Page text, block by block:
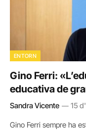
ENTORN
Gino Ferri:
educativa de
Sandra Vicente 15
Gino Ferri sempre ha